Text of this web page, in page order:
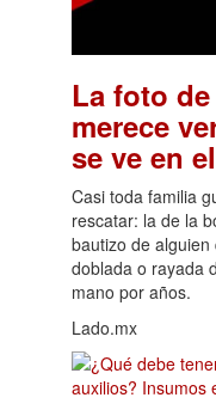
La foto
merece
se ve en
Casi toda familia
rescatar: la de la
bautizo de
doblada o rayada
mano por años.
Lado.mx